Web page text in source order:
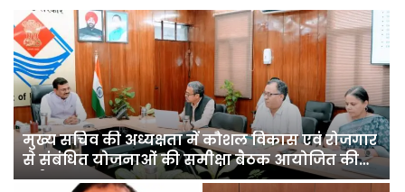
मुख्य सचिव की अध्यक्षता में कौशल विकास एवं रोजगार
से संबंधित योजनाओं की समीक्षा बैठक आयोजित की
गई